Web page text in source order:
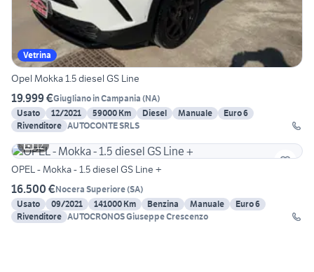
Vetrina
Opel Mokka 1.5 diesel GS Line
19.999 €Giugliano in Campania (NA)
Usato
12/2021 59000 Km Diesel Manuale
Euro 6
Rivenditore AUTOCONTE SRLS
12
OPEL - Mokka - 1.5 diesel GS Line +
16.500 €Nocera Superiore(SA)
Usato
09/2021 141000 Km Benzina Manuale
Euro 6
Rivenditore AUTOCRONOS Giuseppe Crescenzo